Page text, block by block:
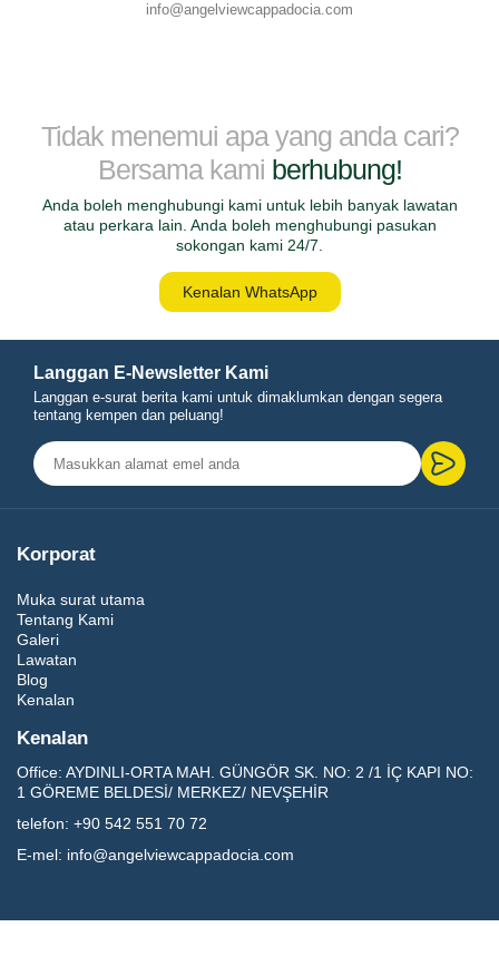
info@angelviewcappadocia.com
Tidak menemui apa yang anda cari?
Bersama kami berhubung!
Anda boleh menghubungi kami untuk lebih banyak lawatan
atau perkara lain. Anda boleh menghubungi pasukan
sokongan kami 24/7.
Kenalan WhatsApp
Langgan E-Newsletter Kami
Langgan e-surat berita kami untuk dimaklumkan dengan segera
tentang kempen dan peluang!
Korporat
Muka surat utama
Tentang Kami
Galeri
Lawatan
Blog
Kenalan
Kenalan
Office: AYDINLI-ORTA MAH. GÜNGÖR SK. NO: 2 /1 İÇ KAPI NO:
1 GÖREME BELDESİ/ MERKEZ/ NEVŞEHİR
telefon: +90 542 551 70 72
E-mel: info@angelviewcappadocia.com